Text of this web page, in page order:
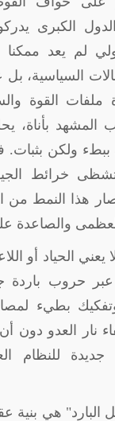
الكبرى
لم يعد ممكنا
السياسية،
ملفات القوة
المشهد بأناة،
ولكن بثبات.
خرائط
هذا النمط من
والصاعدة
يعني الحياد أو
عبر حروب باردة
بطيء
نار العدو دون
جديدة للنظام
البارد" هي بنية